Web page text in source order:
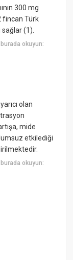
300 mg
fincan Türk
(1).
burada okuyun:
olan
mide
etkilediği
burada okuyun: